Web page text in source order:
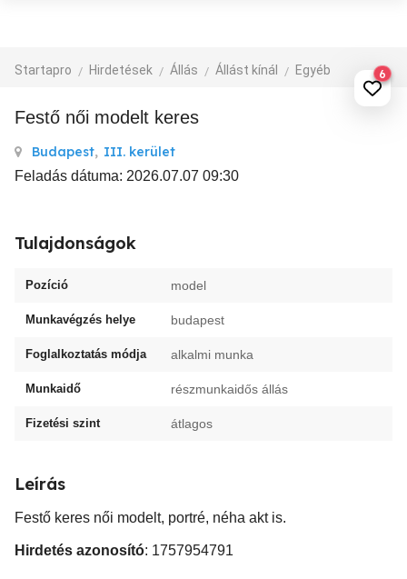
Startapro Hirdetések Állás Állást kínál Egyéb 6
festő női modelt keres
Budapest, III. kerület
Feladás dátuma: 2026.07.07 09:30
Tulajdonságok
Pozíció model
Munkavégzés helye budapest
Foglalkoztatás módja alkalmi munka
Munkaidő részmunkaidős állás
Fizetési szint átlagos
Leírás
Festő keres női modelt, portré, néha akt is.
Hirdetés azonosító: 1757954791